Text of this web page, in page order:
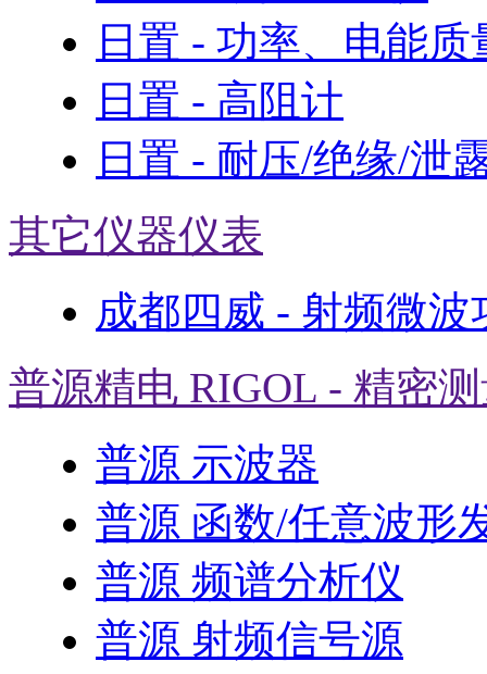
日置 - 功率、电能质
日置 - 高阻计
日置 - 耐压/绝缘/泄
其它仪器仪表
成都四威 - 射频微波
普源精电 RIGOL - 精密
普源 示波器
普源 函数/任意波形
普源 频谱分析仪
普源 射频信号源